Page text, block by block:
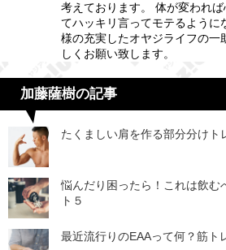
考えております。 体が変われ
てハッキリ言ってモテるように
様の充実したオヤジライフの一
しくお願い致します。
加藤薩樹の記事
たくましい肩を作る部分分けト
悩んだり困ったら！これは飲む
ト５
最近流行りのEAAって何？筋ト